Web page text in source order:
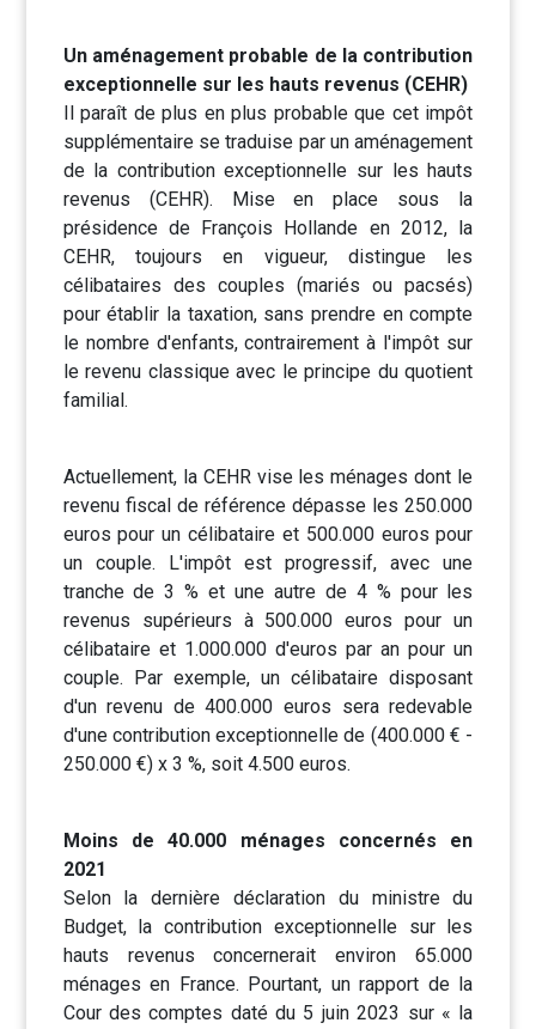
Un aménagement probable de la contribution
exceptionnelle sur les hauts revenus (CEHR)
Il paraît de plus en plus probable que cet impôt
supplémentaire se traduise par un aménagement
de la contribution exceptionnelle sur les hauts
revenus (CEHR). Mise en place sous la
présidence de François Hollande en 2012, la
CEHR, toujours en vigueur, distingue les
célibataires des couples (mariés ou pacsés)
pour établir la taxation, sans prendre en compte
le nombre d'enfants, contrairement à l'impôt sur
le revenu classique avec le principe du quotient
familial.
Actuellement, la CEHR vise les ménages dont le
revenu fiscal de référence dépasse les 250.000
euros pour un célibataire et 500.000 euros pour
un couple. L'impôt est progressif, avec une
tranche de 3 % et une autre de 4 % pour les
revenus supérieurs à 500.000 euros pour un
célibataire et 1.000.000 d'euros par an pour un
couple. Par exemple, un célibataire disposant
d'un revenu de 400.000 euros sera redevable
d'une contribution exceptionnelle de (400.000 € -
250.000 €) x 3 %, soit 4.500 euros.
Moins de 40.000 ménages concernés en
2021
Selon la dernière déclaration du ministre du
Budget, la contribution exceptionnelle sur les
hauts revenus concernerait environ 65.000
ménages en France. Pourtant, un rapport de la
Cour des comptes daté du 5 juin 2023 sur « la